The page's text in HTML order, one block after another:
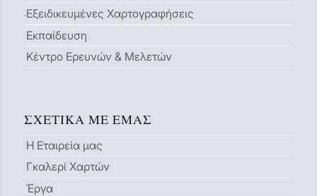
Εξειδικευμένες Χαρτογραφήσεις
Εκπαίδευση
Κέντρο Ερευνών & Μελετών
ΣΧΕΤΙΚΆ ΜΕ ΕΜΆΣ
Η Εταιρεία μας
Γκαλερί Χαρτών
Έργα